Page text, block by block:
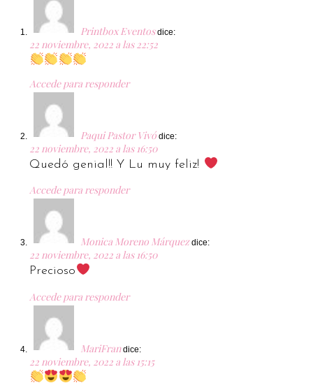
Printbox Eventos dice:
22 noviembre, 2022 a las 22:52
Accede para responder
Paqui Pastor Vivó dice:
22 noviembre, 2022 a las 16:50
Quedó genial!! Y Lu muy feliz!
Accede para responder
Monica Moreno Márquez dice:
22 noviembre, 2022 a las 16:50
Precioso
Accede para responder
MariFran dice:
22 noviembre, 2022 a las 15:15